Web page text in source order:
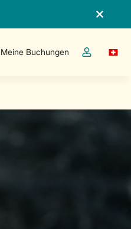
Meine Buchungen
Dropdown-